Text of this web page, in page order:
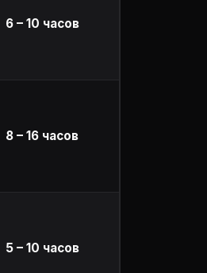
6 – 10 часов
8 – 16 часов
5 – 10 часов